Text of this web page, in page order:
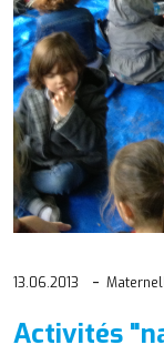
13.06.2013
Activités